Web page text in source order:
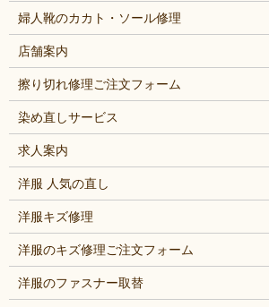
婦人靴のカカト・ソール修理
店舗案内
擦り切れ修理ご注文フォーム
染め直しサービス
求人案内
洋服 人気の直し
洋服キズ修理
洋服のキズ修理ご注文フォーム
洋服のファスナー取替